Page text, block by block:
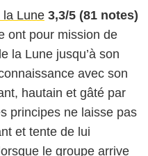
la Lune 3,3/5 (81 notes)
ont pour mission de
la Lune jusqu’à son
avec son
hautain et gâté par
principes ne laisse pas
et tente de lui
le groupe arrive